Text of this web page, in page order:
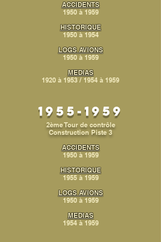
ACCIDENTS
1950 à 1959
HISTORIQUE
1950 à 1954
LOGS AVIONS
1950 à 1959
MEDIAS
1920 à 1953 / 1954 à 1959
1955-1959
2ème Tour de contrôle
Construction Piste 3
ACCIDENTS
1950 à 1959
HISTORIQUE
1955 à 1959
LOGS AVIONS
1950 à 1959
MEDIAS
1954 à 1959